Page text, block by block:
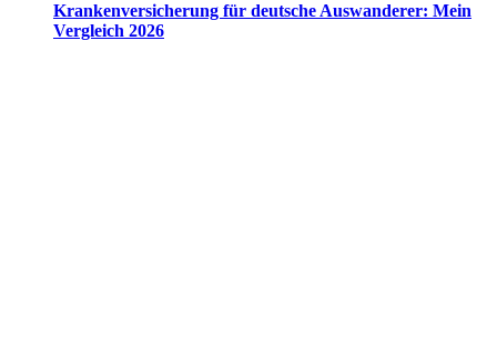
Krankenversicherung für deutsche Auswanderer: Mein
Vergleich 2026